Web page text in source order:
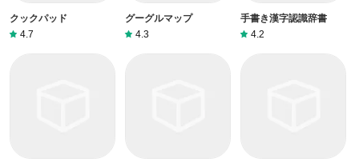
クックパッド
4.7
グーグルマップ
4.3
手書き漢字認識辞書
4.2